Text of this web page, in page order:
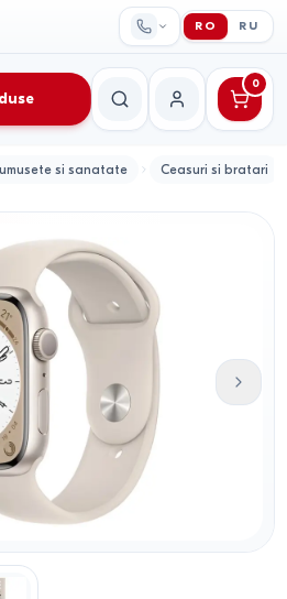
RO RU
CăutareContul meu
0
si sanatate Ceasuri si bratari